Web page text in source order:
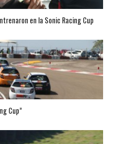
en la Sonic Racing Cup
Cup”